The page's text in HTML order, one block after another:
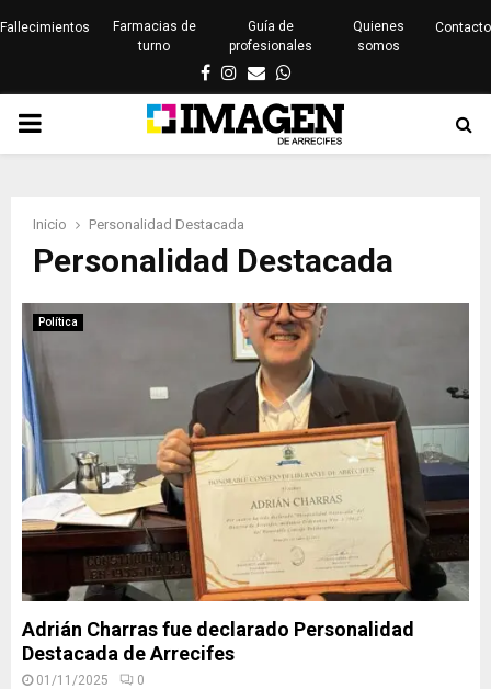
Fallecimientos
Farmacias de
turno
Guía de
profesionales
Quienes
somos
Contacto
Facebook
Instagram
EmailWhatsapp
PRIMARY
Inicio Personalidad Destacada
Personalidad Destacada
Política
Adrián Charras fue declarado Personalidad
Destacada de Arrecifes
01/11/2025 0